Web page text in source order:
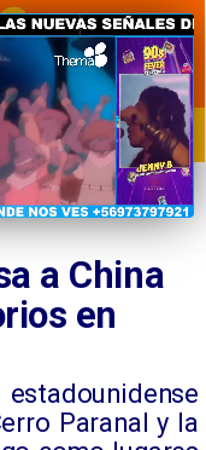
CULTURA
a China
en
Paranal y la